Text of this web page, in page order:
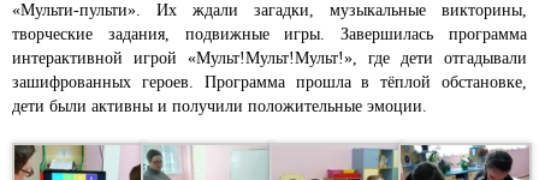
«Мульти-пульти». Их ждали загадки, музыкальные викторины,
творческие задания, подвижные игры. Завершилась программа
интерактивной игрой «Мульт!Мульт!Мульт!», где дети отгадывали
зашифрованных героев. Программа прошла в тёплой обстановке,
дети были активны и получили положительные эмоции.